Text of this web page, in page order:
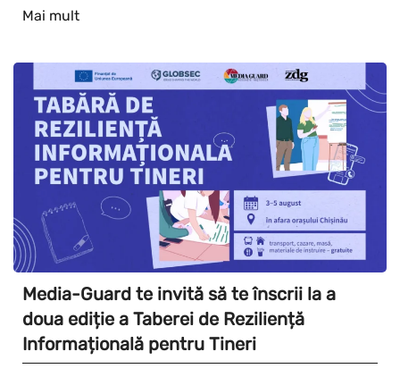
Mai mult
Media-Guard te invită să te înscrii la a
doua ediție a Taberei de Reziliență
Informațională pentru Tineri